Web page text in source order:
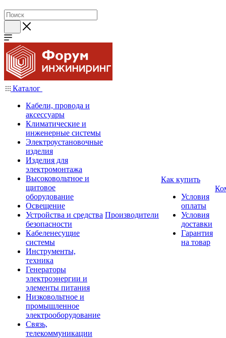
Каталог
Кабели, провода и
аксессуары
Климатические и
инженерные системы
Электроустановочные
изделия
Изделия для
электромонтажа
Высоковольтное и
щитовое
оборудование
Освещение
Устройства и средства
безопасности
Кабеленесущие
системы
Инструменты,
техника
Генераторы
электроэнергии и
элементы питания
Низковольтное и
промышленное
электрооборудование
Связь,
телекоммуникации
Производители
Как купить
Условия
оплаты
Условия
доставки
Гарантия
на товар